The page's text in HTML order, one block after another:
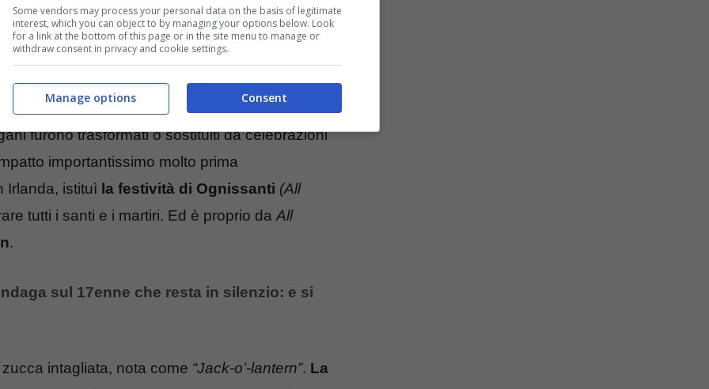
stare vicini ai bimbi, di proteggerli e guidarli nel
di Halloween
furono trasformati o sostituiti da celebrazioni
importantissimo molto prima
Irlanda, istituì la festività di Ognissanti (All
tutti i santi e i martiri. Ed è proprio daAll
.
sul 17enne che resta in silenzio: e si
intagliata, nota come “Jack-o’-lantern”. La
Some vendors may process your personal data on the basis of legitimate
interest, which you can object to by managing your options below. Look
for a link at the bottom of this page or in the site menu to manage or
withdraw consent in privacy and cookie settings.
Consent
Manage options